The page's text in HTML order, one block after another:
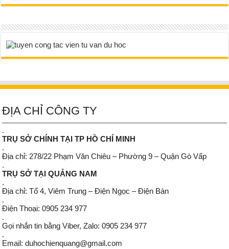
ĐỊA CHỈ CÔNG TY
.
TRỤ SỞ CHÍNH TẠI TP HỒ CHÍ MINH
.
Địa chỉ: 278/22 Phạm Văn Chiêu – Phường 9 – Quận Gò Vấp
.
TRỤ SỞ TẠI QUẢNG NAM
.
Địa chỉ: Tổ 4, Viêm Trung – Điện Ngọc – Điện Bàn
.
Điện Thoại: 0905 234 977
.
Gọi nhắn tin bằng Viber, Zalo: 0905 234 977
.
Email: duhochienquang@gmail.com